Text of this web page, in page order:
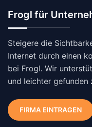
Frogl für
Steigere die
Internet durch einen
bei Frogl. Wir
und leichter gefunden
FIRMA EINTRAGEN